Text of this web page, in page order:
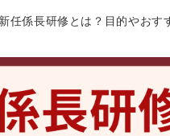
新任係長研修とは？目的やおす